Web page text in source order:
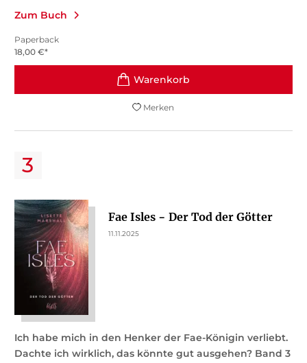
Zum Buch
Paperback
18,00 €*
Merken
Fae Isles − Der Tod der Götter
11.11.2025
Ich habe mich in den Henker der Fae-Königin verliebt.
Dachte ich wirklich, das könnte gut ausgehen? Band 3